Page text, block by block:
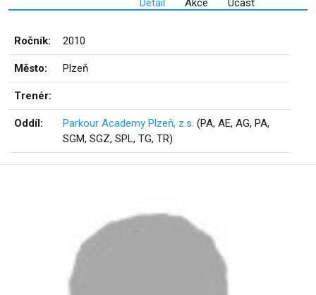
Detail Akce Účast
Ročník: 2010
Město: Plzeň
Trenér:
Oddíl: Parkour Academy Plzeň, z.s. (PA, AE, AG, PA,
SGM, SGZ, SPL, TG, TR)